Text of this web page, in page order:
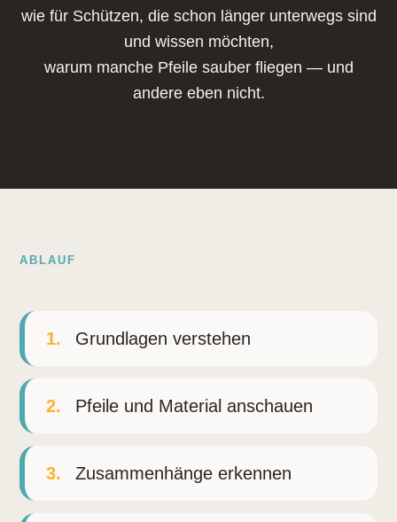
wie für Schützen, die schon länger unterwegs sind
und wissen möchten,
warum manche Pfeile sauber fliegen — und
andere eben nicht.
ABLAUF
1. Grundlagen verstehen
2. Pfeile und Material anschauen
3. Zusammenhänge erkennen